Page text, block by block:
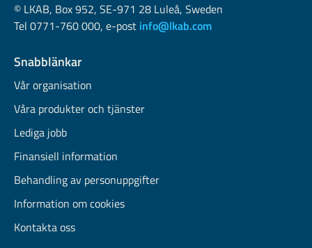
© LKAB, Box 952, SE-971 28 Luleå, Sweden
Tel 0771-760 000, e-post info@lkab.com
Snabblänkar
Vår organisation
Våra produkter och tjänster
Lediga jobb
Finansiell information
Behandling av personuppgifter
Information om cookies
Kontakta oss